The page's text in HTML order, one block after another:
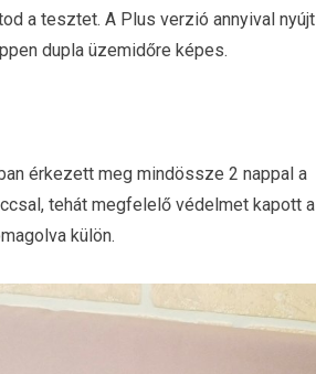
a tesztet. A Plus verzió annyival nyújt
dupla üzemidőre képes.
érkezett meg mindössze 2 nappal a
tehát megfelelő védelmet kapott a
külön.